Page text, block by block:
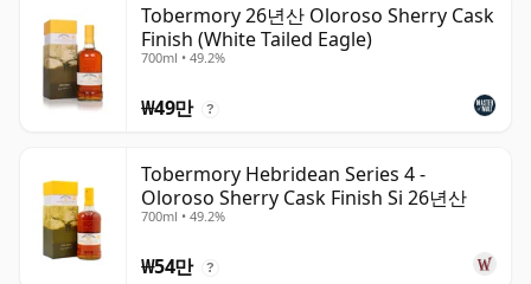
Tobermory 26년산 Oloroso Sherry Cask
Finish (White Tailed Eagle)
700ml • 49.2%
₩49만 ?
Tobermory Hebridean Series 4 -
Oloroso Sherry Cask Finish Si 26년산
700ml • 49.2%
₩54만 ?